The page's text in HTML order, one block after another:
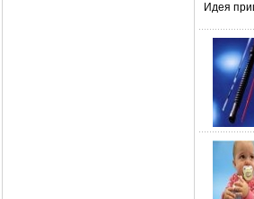
Идея